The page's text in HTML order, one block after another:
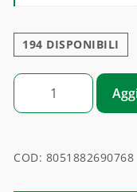
194 DISPONIBILI
THE' VERDE E
COD: 8051882690768